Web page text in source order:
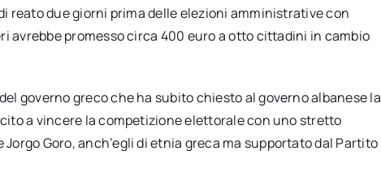
reato due giorni prima delle elezioni amministrative con
avrebbe promesso circa 400 euro a otto cittadini in cambio
governo greco che ha subito chiesto al governo albanese la
a vincere la competizione elettorale con uno stretto
Goro, anch’egli di etnia greca ma supportato dal Partito